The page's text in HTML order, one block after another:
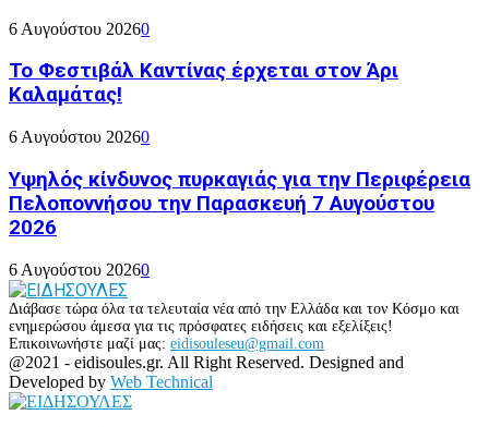
6 Αυγούστου 20260
Το Φεστιβάλ Καντίνας έρχεται στον Άρι
Καλαμάτας!
6 Αυγούστου 20260
Υψηλός κίνδυνος πυρκαγιάς για την Περιφέρεια
Πελοποννήσου την Παρασκευή 7 Αυγούστου
2026
6 Αυγούστου 20260
Διάβασε τώρα όλα τα τελευταία νέα από την Ελλάδα και τον Κόσμο και
ενημερώσου άμεσα για τις πρόσφατες ειδήσεις και εξελίξεις!
Επικοινωνήστε μαζί μας: eidisouleseu@gmail.com
Facebook
Twitter
Instagram
Youtube
@2021 - eidisoules.gr. All Right Reserved. Designed and
Developed by Web Technical